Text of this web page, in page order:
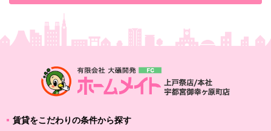
賃貸をこだわりの条件から探す